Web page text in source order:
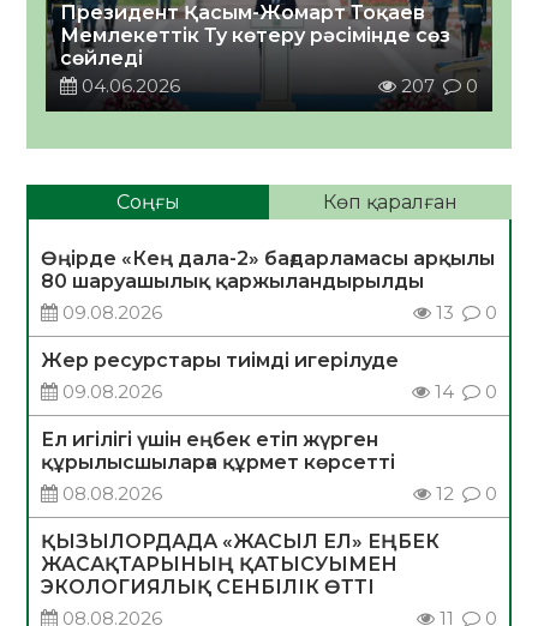
Президент Қасым-Жомарт Тоқаев
Мемлекеттік Ту көтеру рәсімінде сөз
сөйледі
04.06.2026
207 0
Соңғы Көп қаралған
Өңірде «Кең дала-2» бағдарламасы арқылы
80 шаруашылық қаржыландырылды
09.08.2026
13 0
Жер ресурстары тиімді игерілуде
09.08.2026
14 0
Ел игілігі үшін еңбек етіп жүрген
құрылысшыларға құрмет көрсетті
08.08.2026
12 0
ҚЫЗЫЛОРДАДА «ЖАСЫЛ ЕЛ» ЕҢБЕК
ЖАСАҚТАРЫНЫҢ ҚАТЫСУЫМЕН
ЭКОЛОГИЯЛЫҚ СЕНБІЛІК ӨТТІ
08.08.2026
11 0